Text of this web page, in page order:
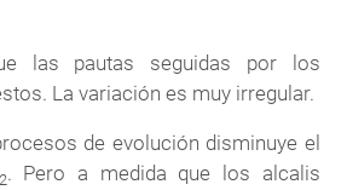
las pautas seguidas por los
La variación es muy irregular.
de evolución disminuye el
2. Pero a medida que los alcalis